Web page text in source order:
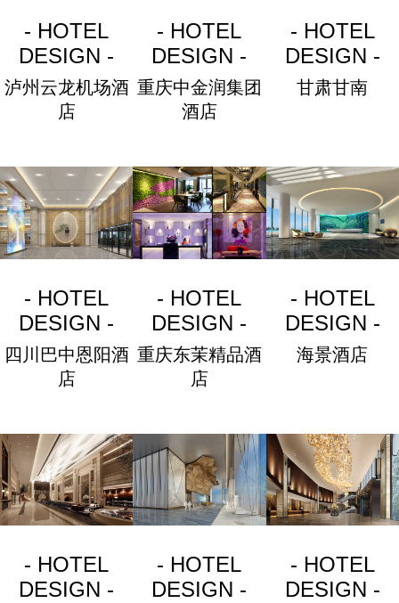
- HOTEL
DESIGN -
泸州云龙机场酒
店
- HOTEL
DESIGN -
重庆中金润集团
酒店
- HOTEL
DESIGN -
甘肃甘南
- HOTEL
DESIGN -
四川巴中恩阳酒
店
- HOTEL
DESIGN -
重庆东茉精品酒
店
- HOTEL
DESIGN -
海景酒店
- HOTEL
DESIGN -
- HOTEL
DESIGN -
- HOTEL
DESIGN -